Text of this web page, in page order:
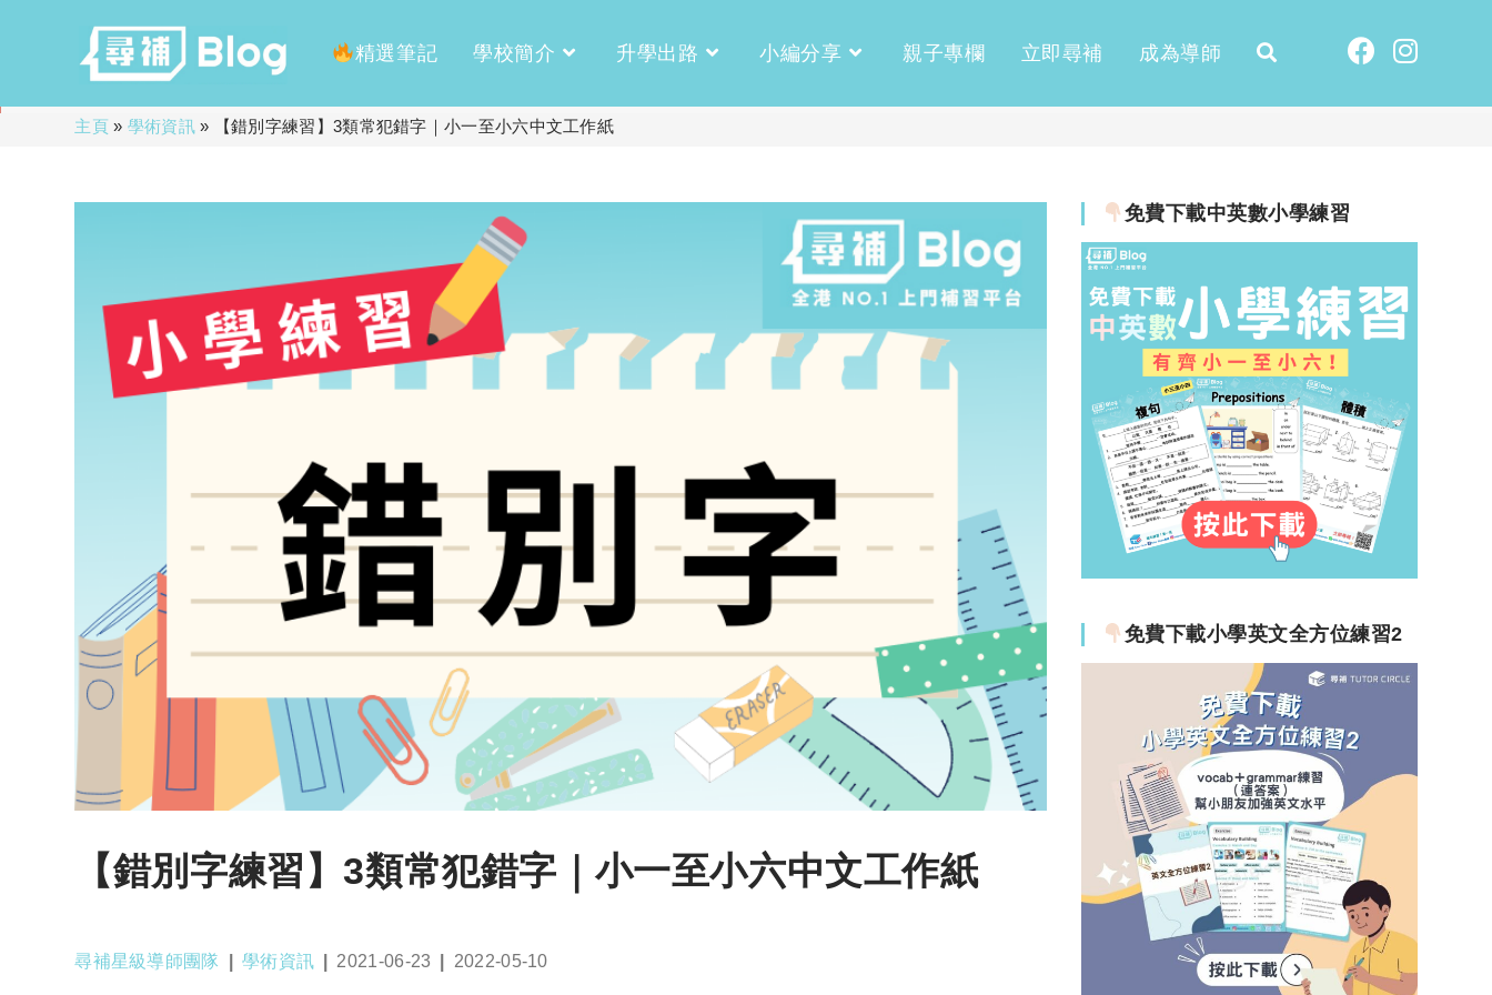
精選筆記 學校簡介 升學出路 小編分享 親子專欄 立即尋補 成為導師
主頁» 學術資訊» 【錯別字練習】3類常犯錯字｜小一至小六中文工作紙
【錯別字練習】3類常犯錯字｜小一至小六中文工作紙
Post
尋補星級導師團隊
Post
學術資訊
Post
2021-06-23
Post
2022-05-10
免費下載中英數小學練習
免費下載小學英文全方位練習2